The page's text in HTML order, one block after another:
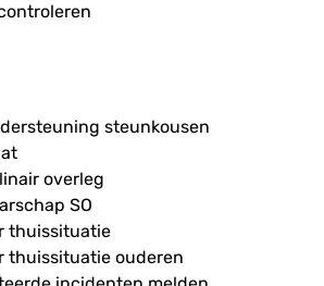
steunkousen
overleg
SO
thuissituatie
thuissituatie ouderen